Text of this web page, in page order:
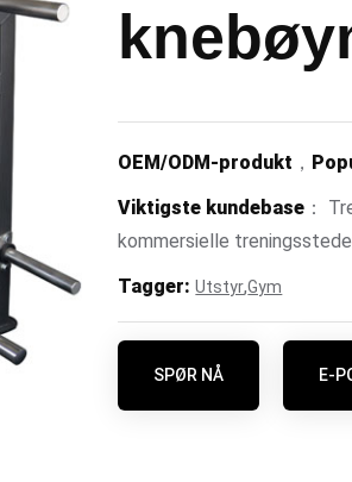
OEM/ODM-produkt ，
Viktigste kundebase ：
kommersielle
Tagger: Utstyr,Gym
SPØR NÅ E-